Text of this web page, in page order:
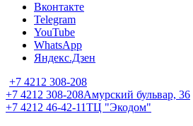
Вконтакте
Telegram
YouTube
WhatsApp
Яндекс.Дзен
+7 4212 308-208
+7 4212 308-208Амурский бульвар, 36
+7 4212 46-42-11ТЦ "Экодом"